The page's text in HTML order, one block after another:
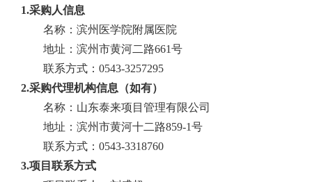
1.采购人信息
名称：滨州医学院附属医院
地址：滨州市黄河二路661号
联系方式： 0543-3257295
2.采购代理机构信息（如有）
名称：山东泰来项目管理有限公司
地址：滨州市黄河十二路859-1号
联系方式： 0543-3318760
3.项目联系方式